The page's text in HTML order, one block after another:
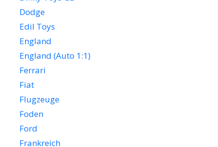
Dodge
Edil Toys
England
England (Auto 1:1)
Ferrari
Fiat
Flugzeuge
Foden
Ford
Frankreich